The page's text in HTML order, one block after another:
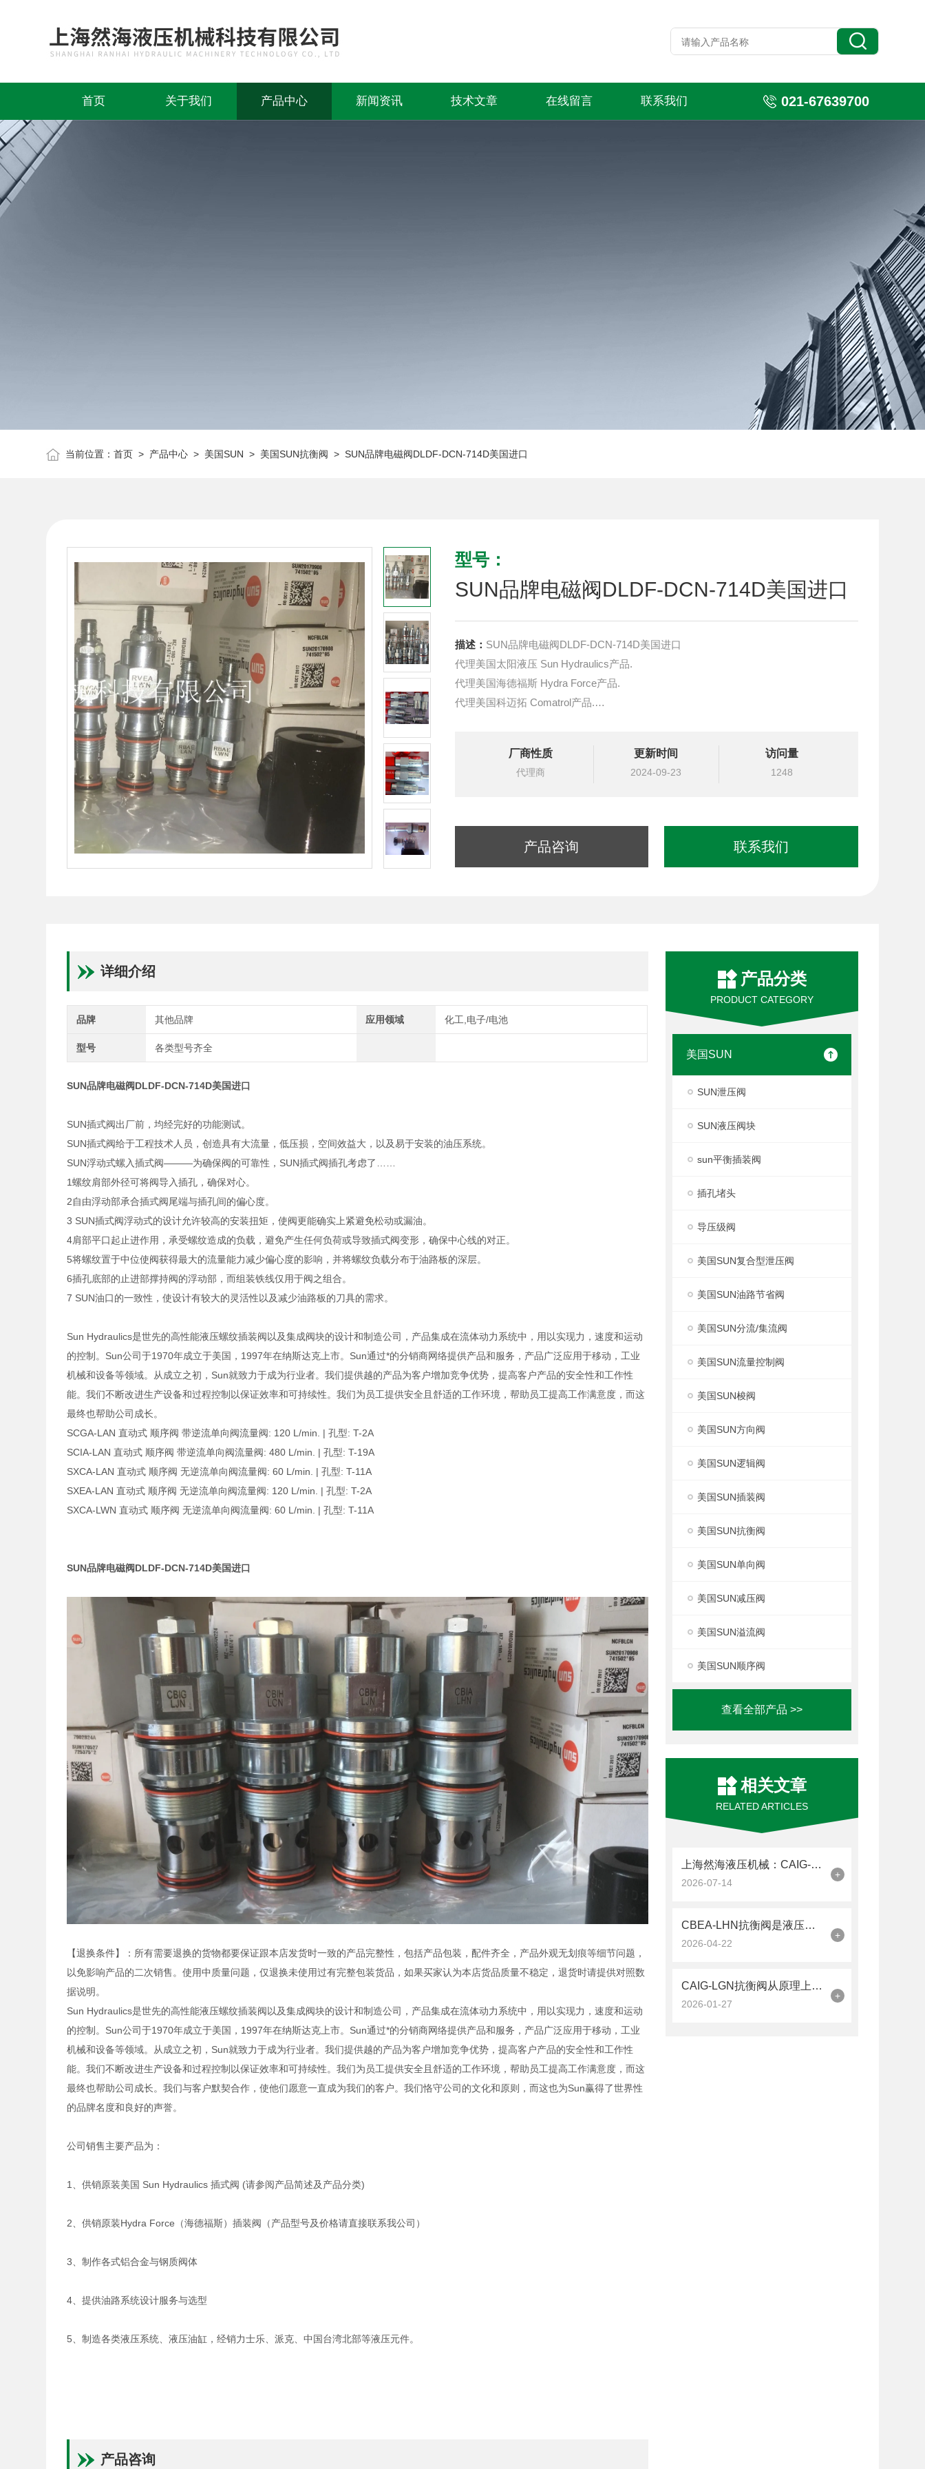
首页 关于我们 产品中心 新闻资讯 技术文章 在线留言 联系我们 021-67639700
当前位置：首页 > 产品中心 > 美国SUN > 美国SUN抗衡阀 > SUN品牌电磁阀DLDF-DCN-714D美国进口
型号：
SUN品牌电磁阀DLDF-DCN-714D美国进口
描述： SUN品牌电磁阀DLDF-DCN-714D美国进口
代理美国太阳液压 Sun Hydraulics产品.
代理美国海德福斯 Hydra Force产品.
代理美国科迈拓 Comatrol产品.
液压油缸，经销力士乐、派克、中国台湾北部等液压元件
厂商性质
代理商
更新时间
2024-09-23
访问量
1248
产品咨询 联系我们
产品分类
PRODUCT CATEGORY
美国SUN
SUN泄压阀
SUN液压阀块
sun平衡插装阀
插孔堵头
导压级阀
美国SUN复合型泄压阀
美国SUN油路节省阀
美国SUN分流/集流阀
美国SUN流量控制阀
美国SUN梭阀
美国SUN方向阀
美国SUN逻辑阀
美国SUN插装阀
美国SUN抗衡阀
美国SUN单向阀
美国SUN减压阀
美国SUN溢流阀
美国SUN顺序阀
查看全部产品 >>
相关文章
RELATED ARTICLES
上海然海液压机械：CAIG-LGN抗衡阀的品质之选——实测数据解析
2026-07-14
+
CBEA-LHN抗衡阀是液压系统中的平衡卫士
2026-04-22
+
CAIG-LGN抗衡阀从原理上可分解为以下三个层面
2026-01-27
+
详细介绍
品牌 其他品牌 应用领域 化工,电子/电池
型号 各类型号齐全
SUN品牌电磁阀DLDF-DCN-714D美国进口
SUN插式阀出厂前，均经完好的功能测试。
SUN插式阀给于工程技术人员，创造具有大流量，低压损，空间效益大，以及易于安装的油压系统。
SUN浮动式螺入插式阀———为确保阀的可靠性，SUN插式阀插孔考虑了……
1螺纹肩部外径可将阀导入插孔，确保对心。
2自由浮动部承合插式阀尾端与插孔间的偏心度。
3 SUN插式阀浮动式的设计允许较高的安装扭矩，使阀更能确实上紧避免松动或漏油。
4肩部平口起止进作用，承受螺纹造成的负载，避免产生任何负荷或导致插式阀变形，确保中心线的对正。
5将螺纹置于中位使阀获得最大的流量能力减少偏心度的影响，并将螺纹负载分布于油路板的深层。
6插孔底部的止进部撑持阀的浮动部，而组装铁线仅用于阀之组合。
7 SUN油口的一致性，使设计有较大的灵活性以及减少油路板的刀具的需求。
Sun Hydraulics是世先的高性能液压螺纹插装阀以及集成阀块的设计和制造公司，产品集成在流体动力系统中，用以实现力，速度和运动
的控制。Sun公司于1970年成立于美国，1997年在纳斯达克上市。Sun通过*的分销商网络提供产品和服务，产品广泛应用于移动，工业
机械和设备等领域。从成立之初，Sun就致力于成为行业者。我们提供越的产品为客户增加竞争优势，提高客户产品的安全性和工作性
能。我们不断改进生产设备和过程控制以保证效率和可持续性。我们为员工提供安全且舒适的工作环境，帮助员工提高工作满意度，而这
最终也帮助公司成长。
SCGA-LAN 直动式 顺序阀 带逆流单向阀流量阀: 120 L/min. | 孔型: T-2A
SCIA-LAN 直动式 顺序阀 带逆流单向阀流量阀: 480 L/min. | 孔型: T-19A
SXCA-LAN 直动式 顺序阀 无逆流单向阀流量阀: 60 L/min. | 孔型: T-11A
SXEA-LAN 直动式 顺序阀 无逆流单向阀流量阀: 120 L/min. | 孔型: T-2A
SXCA-LWN 直动式 顺序阀 无逆流单向阀流量阀: 60 L/min. | 孔型: T-11A
SUN品牌电磁阀DLDF-DCN-714D美国进口
【退换条件】：所有需要退换的货物都要保证跟本店发货时一致的产品完整性，包括产品包装，配件齐全，产品外观无划痕等细节问题，
以免影响产品的二次销售。使用中质量问题，仅退换未使用过有完整包装货品，如果买家认为本店货品质量不稳定，退货时请提供对照数
据说明。
Sun Hydraulics是世先的高性能液压螺纹插装阀以及集成阀块的设计和制造公司，产品集成在流体动力系统中，用以实现力，速度和运动
的控制。Sun公司于1970年成立于美国，1997年在纳斯达克上市。Sun通过*的分销商网络提供产品和服务，产品广泛应用于移动，工业
机械和设备等领域。从成立之初，Sun就致力于成为行业者。我们提供越的产品为客户增加竞争优势，提高客户产品的安全性和工作性
能。我们不断改进生产设备和过程控制以保证效率和可持续性。我们为员工提供安全且舒适的工作环境，帮助员工提高工作满意度，而这
最终也帮助公司成长。我们与客户默契合作，使他们愿意一直成为我们的客户。我们恪守公司的文化和原则，而这也为Sun赢得了世界性
的品牌名度和良好的声誉。
公司销售主要产品为：
1、供销原装美国 Sun Hydraulics 插式阀 (请参阅产品简述及产品分类)
2、供销原装Hydra Force（海德福斯）插装阀（产品型号及价格请直接联系我公司）
3、制作各式铝合金与钢质阀体
4、提供油路系统设计服务与选型
5、制造各类液压系统、液压油缸，经销力士乐、派克、中国台湾北部等液压元件。
产品咨询